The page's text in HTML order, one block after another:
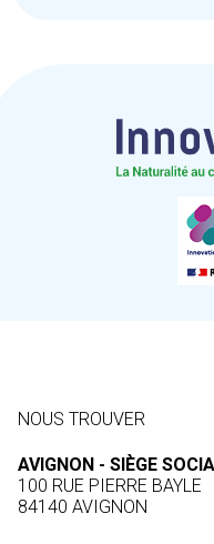
NOUS TROUVER
AVIGNON - SIÈGE
100 RUE PIERRE BAYLE
84140 AVIGNON